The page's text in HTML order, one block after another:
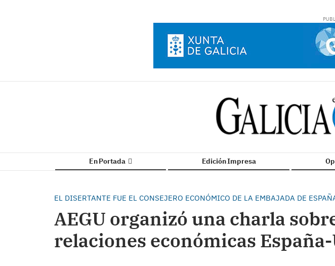
En Portada Edición Impresa
EL DISERTANTE FUE EL CONSEJERO ECONÓMICO DE LA EMBAJADA DE
AEGU organizó una charla
relaciones económicas